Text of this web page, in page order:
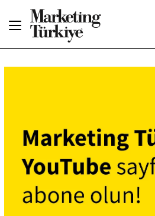
Dergiler
Etkinlikler